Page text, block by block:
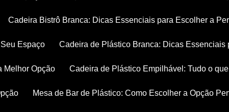
Cadeira Bistrô Branca: Dicas Essenciais para Escolher a
Espaço Cadeira de Plástico Branca: Dicas Essenciais
Melhor Opção Cadeira de Plástico Empilhável: Tudo o
Mesa de Bar de Plástico: Como Escolher a Opção